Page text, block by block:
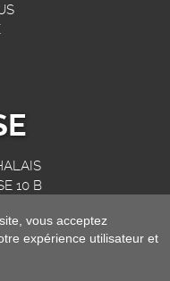
10 B
vous acceptez
expérience utilisateur et